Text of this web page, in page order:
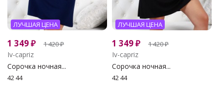
ЛУЧШАЯ ЦЕНА
1 349₽ 1 420₽
Iv-capriz
Сорочка ночная...
42 44
ЛУЧШАЯ ЦЕНА
1 349₽ 1 420₽
Iv-capriz
Сорочка ночная...
42 44